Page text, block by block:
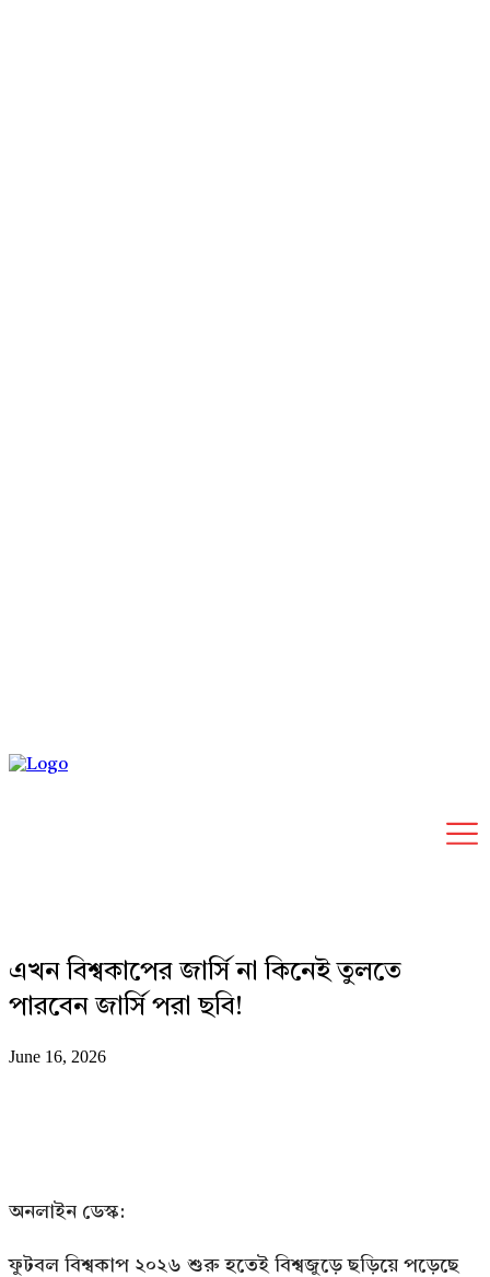
এখন বিশ্বকাপের জার্সি না কিনেই তুলতে
পারবেন জার্সি পরা ছবি!
June 16, 2026
অনলাইন ডেস্ক:
ফুটবল বিশ্বকাপ ২০২৬ শুরু হতেই বিশ্বজুড়ে ছড়িয়ে পড়েছে